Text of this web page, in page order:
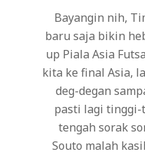
Bayangin nih,
baru saja bikin
up Piala Asia
kita ke final Asia,
deg-degan
pasti lagi tinggi-
tengah sorak
Souto malah